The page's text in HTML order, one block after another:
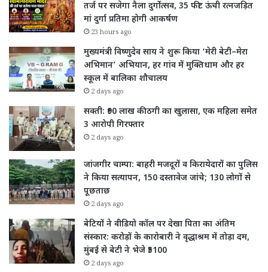
तर्ज पर सजेगा नैला दुर्गोत्सव, 35 फीट ऊंची रत्नजड़ित
मां दुर्गा प्रतिमा होगी आकर्षण
23 hours ago
मुख्यमंत्री विष्णुदेव साय ने शुरू किया ‘मेरी बेटी–मेरा
अभिमान’ अभियान, हर गांव में मुक्तिधाम और हर
स्कूल में बालिका शौचालय
2 days ago
सक्ती: ₹90 लाख की ठगी का खुलासा, एक महिला समेत
3 आरोपी गिरफ्तार
2 days ago
जांजगीर चाम्पा: बाहरी मजदूरों व किरायेदारों का पुलिस
ने किया सत्यापन, 150 दस्तावेज जांचे; 130 लोगों से
पूछताछ
2 days ago
बेटियों ने वीडियो कॉल पर देखा पिता का अंतिम
संस्कार: करोड़ों के कारोबारी ने वृद्धाश्रम में तोड़ा दम,
मुंबई से बेटी ने भेजे ₹5100
2 days ago